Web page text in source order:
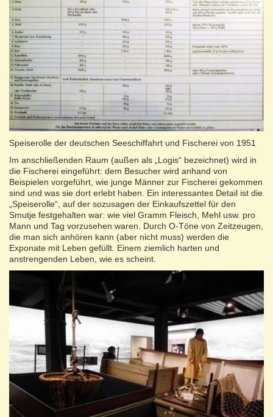
Speiserolle der deutschen Seeschiffahrt und Fischerei von 1951
Im anschließenden Raum (außen als „Logis“ bezeichnet) wird in
die Fischerei eingeführt: dem Besucher wird anhand von
Beispielen vorgeführt, wie junge Männer zur Fischerei gekommen
sind und was sie dort erlebt haben. Ein interessantes Detail ist die
„Speiserolle“, auf der sozusagen der Einkaufszettel für den
Smutje festgehalten war: wie viel Gramm Fleisch, Mehl usw. pro
Mann und Tag vorzusehen waren. Durch O-Töne von Zeitzeugen,
die man sich anhören kann (aber nicht muss) werden die
Exponate mit Leben gefüllt. Einem ziemlich harten und
anstrengenden Leben, wie es scheint.